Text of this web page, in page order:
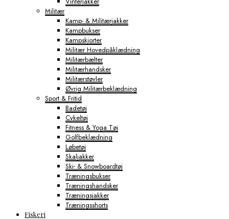
Militær
Kamp- & Militærjakker
Kampbukser
Kampskjorter
Militær Hovedpåklædning
Militærbælter
Militærhandsker
Militærstøvler
Øvrig Militærbeklædning
Sport & Fritid
Badetøj
Cykeltøj
Fitness & Yoga Tøj
Golfbeklædning
Løbetøj
Skaljakker
Ski- & Snowboardtøj
Træningsbukser
Træningshandsker
Træningsjakker
Træningsshorts
Fiskeri